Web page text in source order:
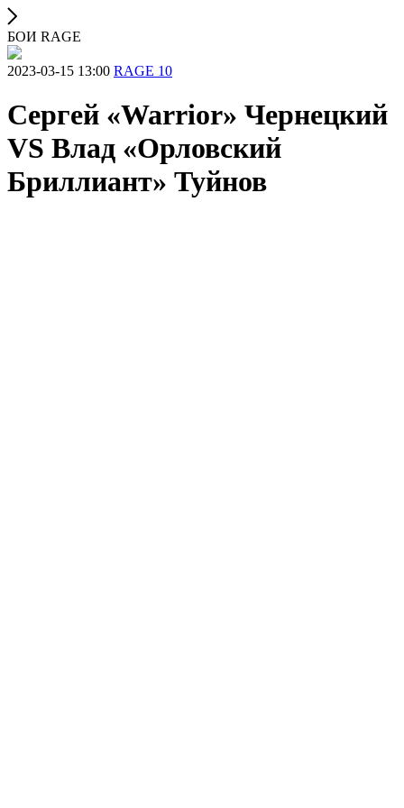
БОИ RAGE
2023-03-15 13:00 RAGE 10
Сергей «Warrior» Чернецкий
VS Влад «Орловский
Бриллиант» Туйнов